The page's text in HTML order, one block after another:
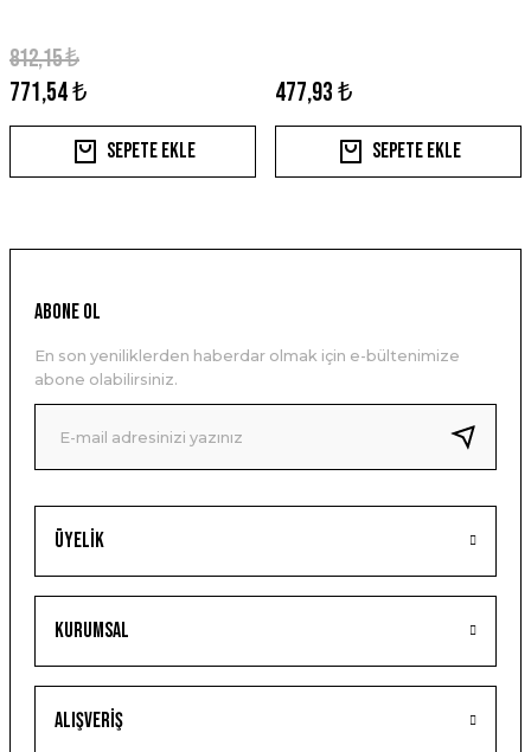
771,54 ₺
812,15 ₺
Sepete Ekle
477,93 ₺
Sepete Ekle
Üyelik
Kurumsal
Alışveriş
ABONE OL
En son yeniliklerden haberdar olmak için e-bültenimize
abone olabilirsiniz.